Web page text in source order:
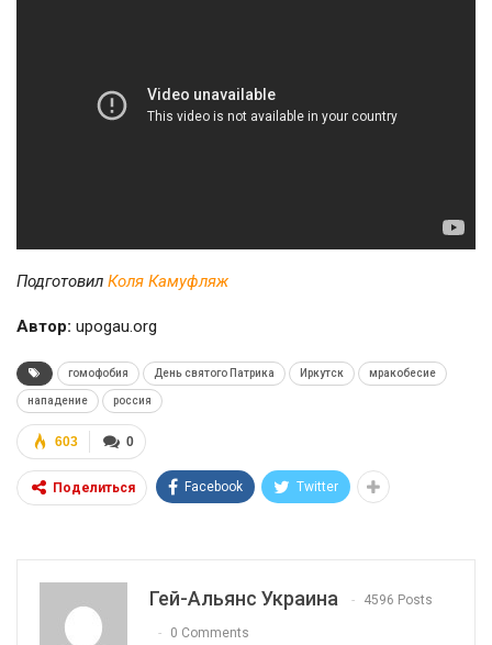
Подготовил Коля Камуфляж
Автор: upogau.org
гомофобия День святого Патрика Иркутск мракобесие
нападение россия
0
603
Поделиться Facebook Twitter
Гей-Альянс Украина 4596 Posts
0 Comments